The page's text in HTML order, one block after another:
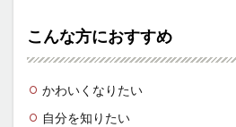
こんな方におすすめ
かわいくなりたい
自分を知りたい